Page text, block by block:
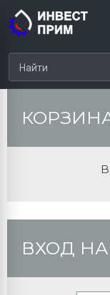
ВХОД